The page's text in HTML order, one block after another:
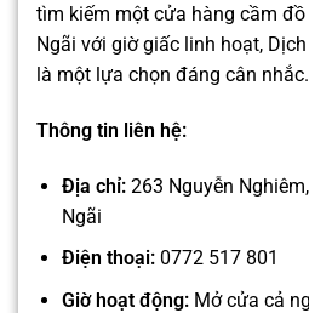
tìm kiếm một cửa hàng cầm
Ngãi với giờ giấc linh hoạt,
là một lựa chọn đáng cân nhắc.
Thông tin liên hệ:
Địa chỉ:263 Nguyễn
Ngãi
Điện thoại:0772 517 801
Giờ hoạt động:Mở cửa cả